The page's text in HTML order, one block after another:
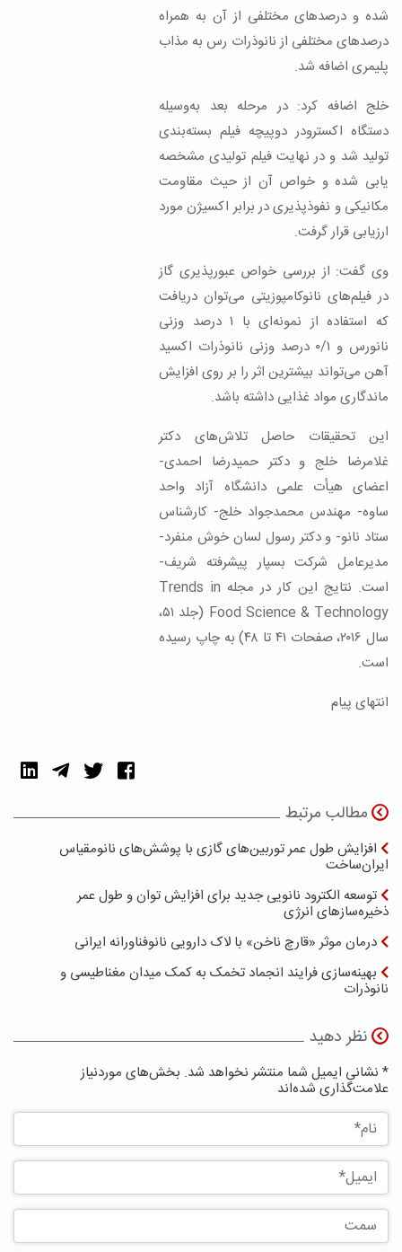
شده و درصدهای مختلفی از آن به همراه
درصدهای مختلفی از نانوذرات رس به مذاب
پلیمری اضافه شد.
خلج اضافه کرد: در مرحله‌ بعد به‌وسیله‌
دستگاه اکسترودر دوپیچه فیلم بسته‌بندی
تولید شد و در نهایت فیلم تولیدی مشخصه
یابی شده و خواص آن از حیث مقاومت
مکانیکی و نفوذپذیری در برابر اکسیژن مورد
ارزیابی قرار گرفت.
وی گفت: از بررسی خواص عبورپذیری گاز
در فیلم‌های نانوکامپوزیتی می‌توان دریافت
که استفاده از نمونه‌ای با ۱ درصد وزنی
نانورس و ۰/۱ درصد وزنی نانوذرات اکسید
آهن می‌تواند بیشترین اثر را بر روی افزایش
ماندگاری مواد غذایی داشته باشد.
این تحقیقات حاصل تلاش‌های دکتر
غلامرضا خلج و دکتر حمیدرضا احمدی-
اعضای هیأت علمی دانشگاه آزاد واحد
ساوه- مهندس محمدجواد خلج- کارشناس
ستاد نانو- و دکتر رسول لسان خوش منفرد-
مدیرعامل شرکت بسپار پیشرفته شریف-
است. نتایج این کار در مجله‌ Trends in
Food Science & Technology (جلد ۵۱،
سال ۲۰۱۶، صفحات ۴۱ تا ۴۸) به چاپ رسیده
است.
انتهای پیام
مطالب مرتبط
افزایش طول عمر توربین‌های گازی با پوشش‌های نانومقیاس
ایران‌ساخت
توسعه الکترود نانویی جدید برای افزایش توان و طول عمر
ذخیره‌سازهای انرژی
درمان موثر «قارچ ناخن» با لاک دارویی نانوفناورانه ایرانی
بهینه‌سازی فرایند انجماد تخمک به کمک میدان مغناطیسی و
نانوذرات
نظر دهید
* نشانی ایمیل شما منتشر نخواهد شد. بخش‌های موردنیاز
علامت‌گذاری شده‌اند